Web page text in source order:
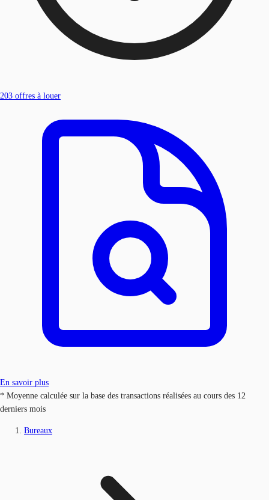
203 offres à louer
En savoir plus
* Moyenne calculée sur la base des transactions réalisées au cours des 12
derniers mois
Bureaux